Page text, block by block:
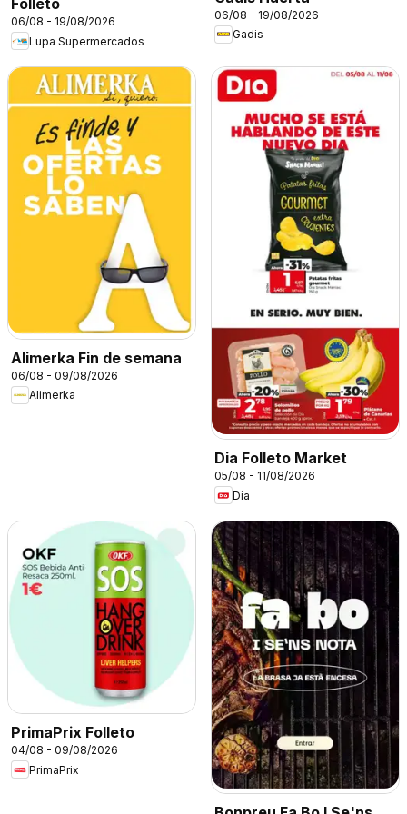
Folleto
06/08 - 19/08/2026
Lupa Supermercados
06/08 - 19/08/2026
Gadis
Alimerka Fin de semana
06/08 - 09/08/2026
Alimerka
Dia Folleto Market
05/08 - 11/08/2026
Dia
PrimaPrix Folleto
04/08 - 09/08/2026
PrimaPrix